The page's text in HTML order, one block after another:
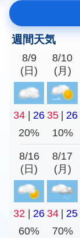
週間天気
8/9
(日)
8/10
(月)
34 | 26 35 | 26
20%
10%
8/16
(日)
8/17
(月)
32 | 26 34 | 25
60%
70%